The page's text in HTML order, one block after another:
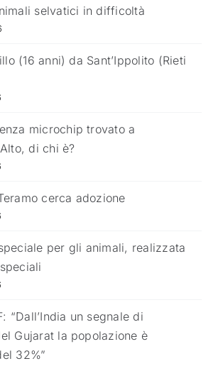
selvatici in difficoltà
(16 anni) da Sant’Ippolito (Rieti
microchip trovato a
di chi è?
cerca adozione
per gli animali, realizzata
“Dall’India un segnale di
Gujarat la popolazione è
32%”